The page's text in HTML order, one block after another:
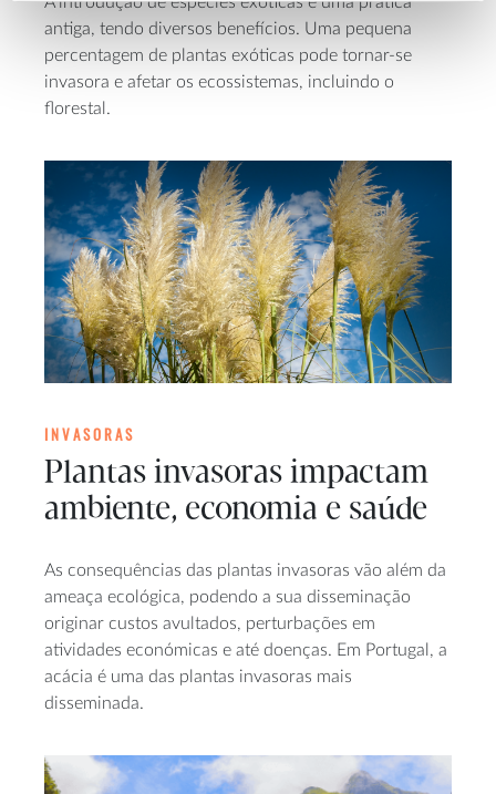
antiga, tendo diversos benefícios. Uma pequena
percentagem de plantas exóticas pode tornar-se
invasora e afetar os ecossistemas, incluindo o
florestal.
INVASORAS
Plantas invasoras impactam
ambiente, economia e saúde
As consequências das plantas invasoras vão além da
ameaça ecológica, podendo a sua disseminação
originar custos avultados, perturbações em
atividades económicas e até doenças. Em Portugal, a
acácia é uma das plantas invasoras mais
disseminada.